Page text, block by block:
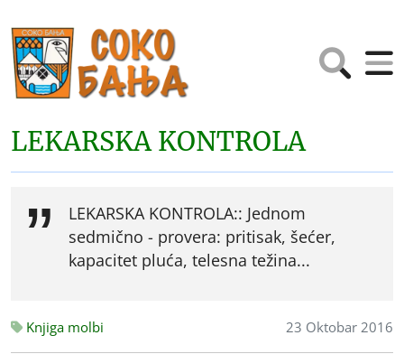
LEKARSKA KONTROLA
LEKARSKA KONTROLA:: Jednom
sedmično - provera: pritisak, šećer,
kapacitet pluća, telesna težina...
Knjiga molbi 23 Oktobar 2016